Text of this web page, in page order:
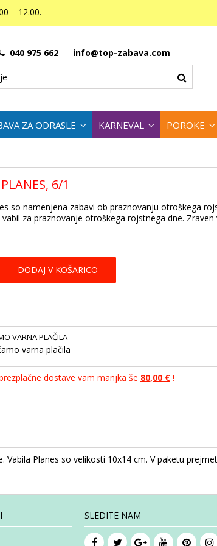
– 12.00.
040 975 662 info@top-zabava.com
ZA ODRASLE KARNEVAL POROKE
6/1
so namenjena zabavi ob praznovanju otroškega
za praznovanje otroškega rojstnega dne.
DODAJ V KOŠARICO
VARNA PLAČILA
dostave vam manjka še 80,00 €!
Planes so velikosti 10x14 cm. V paketu
SLEDITE NAM